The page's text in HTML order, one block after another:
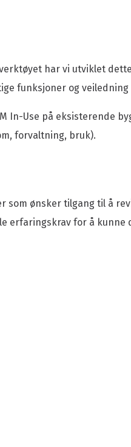
har vi utviklet
funksjoner og
In-Use på eksisterende
forvaltning, bruk).
som ønsker tilgang til å
erfaringskrav for å kunne